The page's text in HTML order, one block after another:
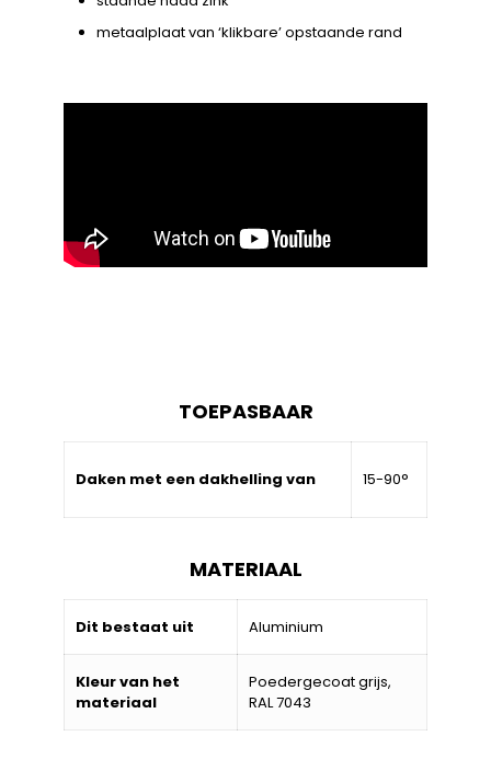
metaalplaat van ‘klikbare’ opstaande rand
TOEPASBAAR
Daken met een dakhelling van 15-90°
MATERIAAL
Dit bestaat uit Aluminium
Kleur van het
materiaal
Poedergecoat grijs,
RAL 7043